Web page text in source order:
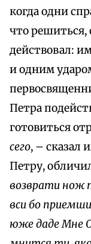
когда одни
что
действовал:
и одним
Петра
готовиться
сего, – сказал
Петру,
возврати нож
вси бо
юже даде Мне